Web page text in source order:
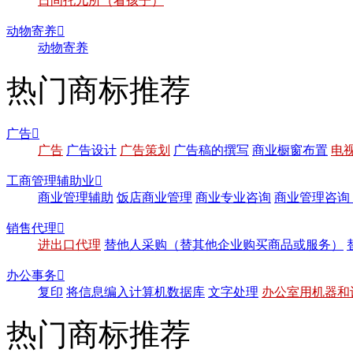
动物寄养
动物寄养
热门商标推荐
广告
广告 广告设计 广告策划 广告稿的撰写 商业橱窗布置 电
工商管理辅助业
商业管理辅助 饭店商业管理 商业专业咨询 商业管理咨询
销售代理
进出口代理 替他人采购（替其他企业购买商品或服务）
办公事务
复印 将信息编入计算机数据库 文字处理 办公室用机器
热门商标推荐